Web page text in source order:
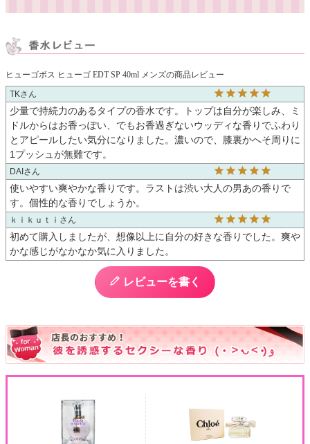
ヒューゴボス ヒューゴ EDT SP 40ml メンズの商品レビュー
TK
少量で持続力のあるタイプの香水です。トップは自分が楽しみ、ミ
ドルからはお香っぽい、でもお香過ぎないウッディな香りでふわり
とアピールしたい気分になりました。濃いので、膝裏かへそ周りに
1プッシュが無難です。
DAI
使いやすい爽やかな香りです。ラストは渋い大人の男あの香りで
す。個性的な香りでしょうか。
ｋｉｋｕｔｉ
初めて購入しましたが、想像以上に自分の好きな香りでした。爽や
かな感じがなかなか気に入りました。
レビューを書く